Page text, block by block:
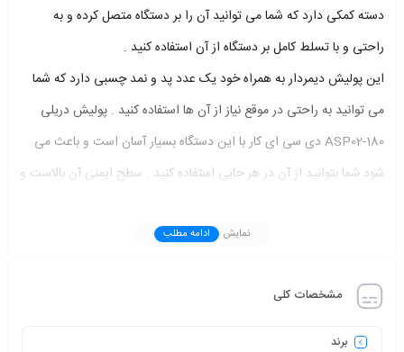
دسته کمکی دارد که شما می توانید آن را بر دستگاه متصل کرده و به
راحتی و با تسلط کامل بر دستگاه از آن استفاده کنید .
این پولیش دیمردار به همراه خود یک عدد پد و نمد چسبی دارد که شما
می توانید به راحتی در موقع نیاز از آن ها استفاده کنید . پولیش دریلی
ASP02-180 دی سی ای کار با این دستگاه بسیار آسان است و باعث می
شود شما بتوانید از آن در هر جایی استفاده کنید . سطح ایمنی آن بالاست و
توضیحات فنی پولیش دریلی ASP02-180
وارد می کنید این سرعت را کم و زیاد کنید .
نمایش ادامه مطلب
مشخصات کلی
برند